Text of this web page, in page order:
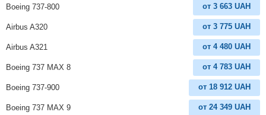
Boeing 737-800 от 3 663 UAH
Airbus A320 от 3 775 UAH
Airbus A321 от 4 480 UAH
Boeing 737 MAX 8 от 4 783 UAH
Boeing 737-900 от 18 912 UAH
Boeing 737 MAX 9 от 24 349 UAH